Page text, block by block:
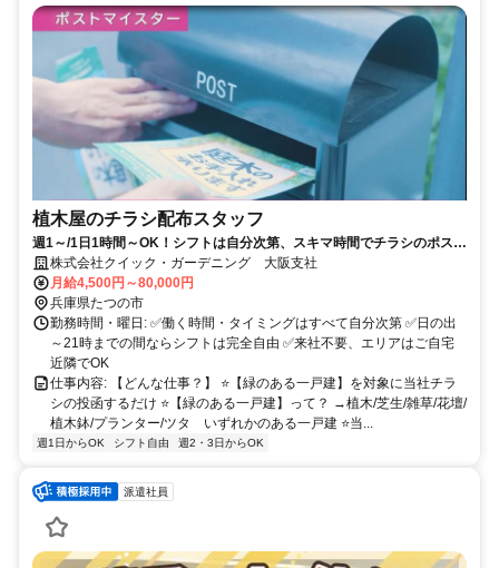
植木屋のチラシ配布スタッフ
週1～/1日1時間～OK！シフトは自分次第、スキマ時間でチラシのポステ
ィング
株式会社クイック・ガーデニング 大阪支社
月給4,500円～80,000円
兵庫県たつの市
勤務時間・曜日: ✅働く時間・タイミングはすべて自分次第 ✅日の出
～21時までの間ならシフトは完全自由 ✅来社不要、エリアはご自宅
近隣でOK
仕事内容: 【どんな仕事？】 ⭐【緑のある一戸建】を対象に当社チラ
シの投函するだけ ⭐【緑のある一戸建】って？ →植木/芝生/雑草/花壇/
植木鉢/プランター/ツタ いずれかのある一戸建 ⭐当...
週1日からOK シフト自由 週2・3日からOK
派遣社員